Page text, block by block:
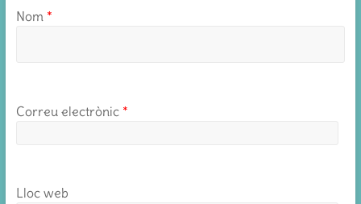
Nom *
Correu electrònic *
Lloc web